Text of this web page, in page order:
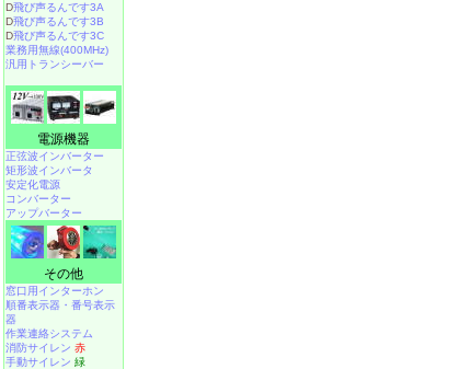
D飛び声るんです3A
D飛び声るんです3B
D飛び声るんです3C
業務用無線(400MHz)
汎用トランシーバー
電源機器
正弦波インバーター
矩形波インバータ
安定化電源
コンバーター
アップバーター
その他
窓口用インターホン
順番表示器・番号表示
器
作業連絡システム
消防サイレン 赤
手動サイレン 緑